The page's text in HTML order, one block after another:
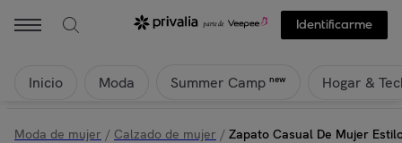
Identificarme
Inicio Moda Summer Camp new Hogar &
Moda de mujer / Calzado de mujer / Zapato Casual De Mujer